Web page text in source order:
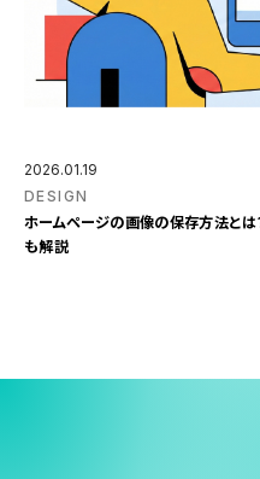
2026.01.19
DESIGN
ホームページの画像の保存方法とは
も解説